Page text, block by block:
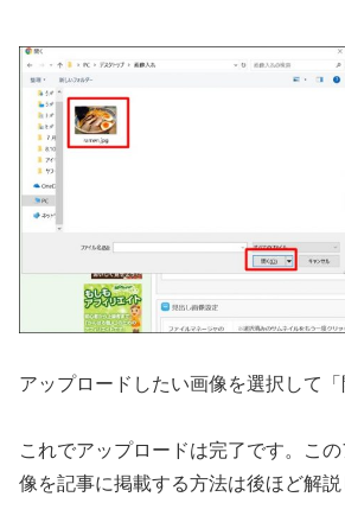
アップロードしたい画像を選択して「
これでアップロードは完了です。こ
像を記事に掲載する方法は後ほど解説